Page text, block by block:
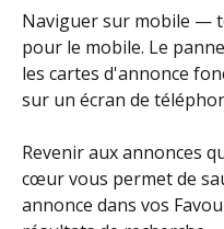
Naviguer sur mobile —
pour le mobile. Le
les cartes d'annonce
sur un écran de
Revenir aux annonces
cœur vous permet de
annonce dans vos